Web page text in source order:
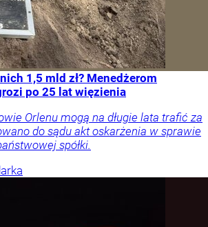
1,5 mld zł? Menedżerom
po 25 lat więzienia
Orlenu mogą na długie lata trafić za
do sądu akt oskarżenia w sprawie
spółki.